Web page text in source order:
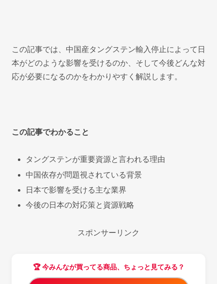
この記事では、中国産タングステン輸入停止によって日
本がどのような影響を受けるのか、そして今後どんな対
応が必要になるのかをわかりやすく解説します。
この記事でわかること
タングステンが重要資源と言われる理由
中国依存が問題視されている背景
日本で影響を受ける主な業界
今後の日本の対応策と資源戦略
スポンサーリンク
🏆 今みんなが買ってる商品、ちょっと見てみる？